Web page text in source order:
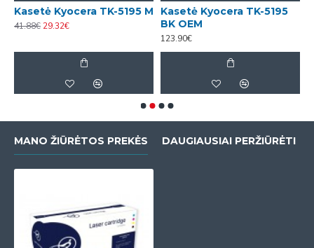
Kasetė Kyocera TK-5195 M
41.88€ 29.32€
Kasetė Kyocera TK-5195
BK OEM
123.90€
MANO ŽIŪRĖTOS PREKĖS DAUGIAUSIAI PERŽIŪRĖTI